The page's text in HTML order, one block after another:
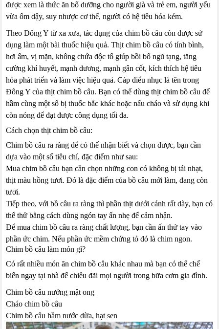
được xem là thức ăn bổ dưỡng cho người già và trẻ em, người yếu
vừa ốm dậy, suy nhược cơ thể, người có hệ tiêu hóa kém.
Theo Đông Y từ xa xưa, tác dụng của chim bồ câu còn được sử
dụng làm một bài thuốc hiệu quả. Thịt chim bồ câu có tính bình,
hơi ấm, vị mặn, không chứa độc tố giúp bồi bổ ngũ tạng, tăng
cường khí huyết, mạnh dương, mạnh gân cốt, kích thích hệ tiêu
hóa phát triển và làm việc hiệu quả. Cáp điểu nhục là tên trong
Đông Y của thịt chim bồ câu. Bạn có thể dùng thịt chim bồ câu để
hầm cùng một số bị thuốc bắc khác hoặc nấu cháo và sử dụng khi
còn nóng để đạt được công dụng tối đa.
Cách chọn thịt chim bồ câu:
Chim bồ câu ra ràng để có thể nhận biết và chọn được, bạn cần
dựa vào một số tiêu chí, đặc điểm như sau:
Mua chim bồ câu bạn cần chọn những con có không bị tái nhạt,
thịt màu hồng tươi. Đó là đặc điểm của bồ câu mới làm, đang còn
tươi.
Tiếp theo, với bồ câu ra ràng thì phần thịt dưới cánh rất dày, bạn có
thể thử bằng cách dùng ngón tay ấn nhẹ để cảm nhận.
Để mua chim bồ câu ra ràng chất lượng, bạn cần ấn thử tay vào
phần ức chim. Nếu phần ức mềm chứng tỏ đó là chim ngon.
Chim bồ câu làm món gì?
Có rất nhiều món ăn chim bồ câu khác nhau mà bạn có thể chế
biến ngay tại nhà để chiêu đãi mọi người trong bữa cơm gia đình.
Chim bồ câu nướng mật ong
Cháo chim bồ câu
Chim bồ câu hầm nước dừa, hạt sen